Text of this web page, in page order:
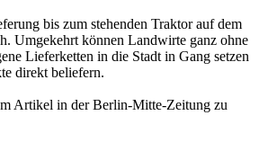
bis zum stehenden Traktor auf dem
Umgekehrt können Landwirte ganz ohne
Lieferketten in die Stadt in Gang setzen
direkt beliefern.
Artikel in der Berlin-Mitte-Zeitung zu